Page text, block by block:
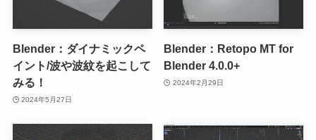
Blender：ダイナミックペ
イント/波や波紋を起こして
みる！
2024年5月27日
Blender：Retopo MT for
Blender 4.0.0+
2024年2月29日